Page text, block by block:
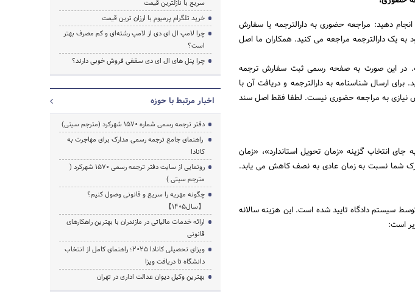
دهید: مراجعه حضوری به دارالترجمه یا سفارش
یک دارالترجمه مراجعه می کنید. همکاران ما اصل
در این صورت به صفحه رسمی ثبت سفارش ترجمه
ارسال شناسنامه به دارالترجمه و دریافت آن با
روش نیازی به مراجعه حضوری نیست. لطفا فقط اصل سند
انتخاب گزینه «زمان تحویل استاندارد»، «زمان
شما نسبت به زمان عادی به نصف کاهش می یابد.
سیستم دادگاه تایید شده است. این هزینه سالانه
است:
سریع با نازلترین قیمت
خرید تلگرام پرمیوم با ارزان ترین قیمت
چرا لامپ ال ای دی از لامپ رشته‌ای و کم مصرف بهتر
است؟
چرا پنل های ال ای دی سقفی فروش خوبی دارند؟
اخبار مرتبط با حوزه
دفتر ترجمه رسمی شماره ۱۵۷۰ شهرکرد (مترجم سیتی)
راهنمای جامع ترجمه رسمی مدارک برای مهاجرت به
کانادا
رونمایی از سایت دفتر ترجمه رسمی 1570 شهرکرد (
مترجم سیتی )
چگونه مهریه را سریع و قانونی وصول کنیم؟
【سال1405】
ارائه خدمات مالیاتی در مازندران با بهترین راهکارهای
قانونی
ویزای تحصیلی کانادا ۲۰۲۵؛ راهنمای کامل از انتخاب
دانشگاه تا دریافت ویزا
بهترین وکیل دیوان عدالت اداری در تهران